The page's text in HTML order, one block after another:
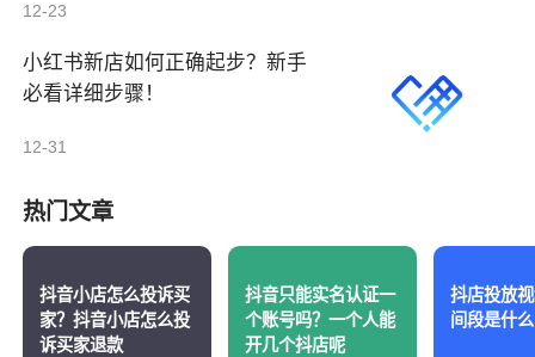
12-23
小红书新店如何正确起步？新手
必看详细步骤！
12-31
热门文章
抖音小店怎么投诉买
家？抖音小店怎么投
诉买家退款
抖音只能实名认证一
个账号吗？一个人能
开几个抖店呢
抖店投放
间段是什